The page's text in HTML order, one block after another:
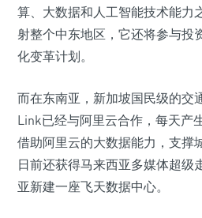
算、大数据和人工智能技术能力
射整个中东地区，它还将参与投
化变革计划。
而在东南亚，新加坡国民级的交
Link已经与阿里云合作，每天产
借助阿里云的大数据能力，支撑
日前还获得马来西亚多媒体超级
亚新建一座飞天数据中心。